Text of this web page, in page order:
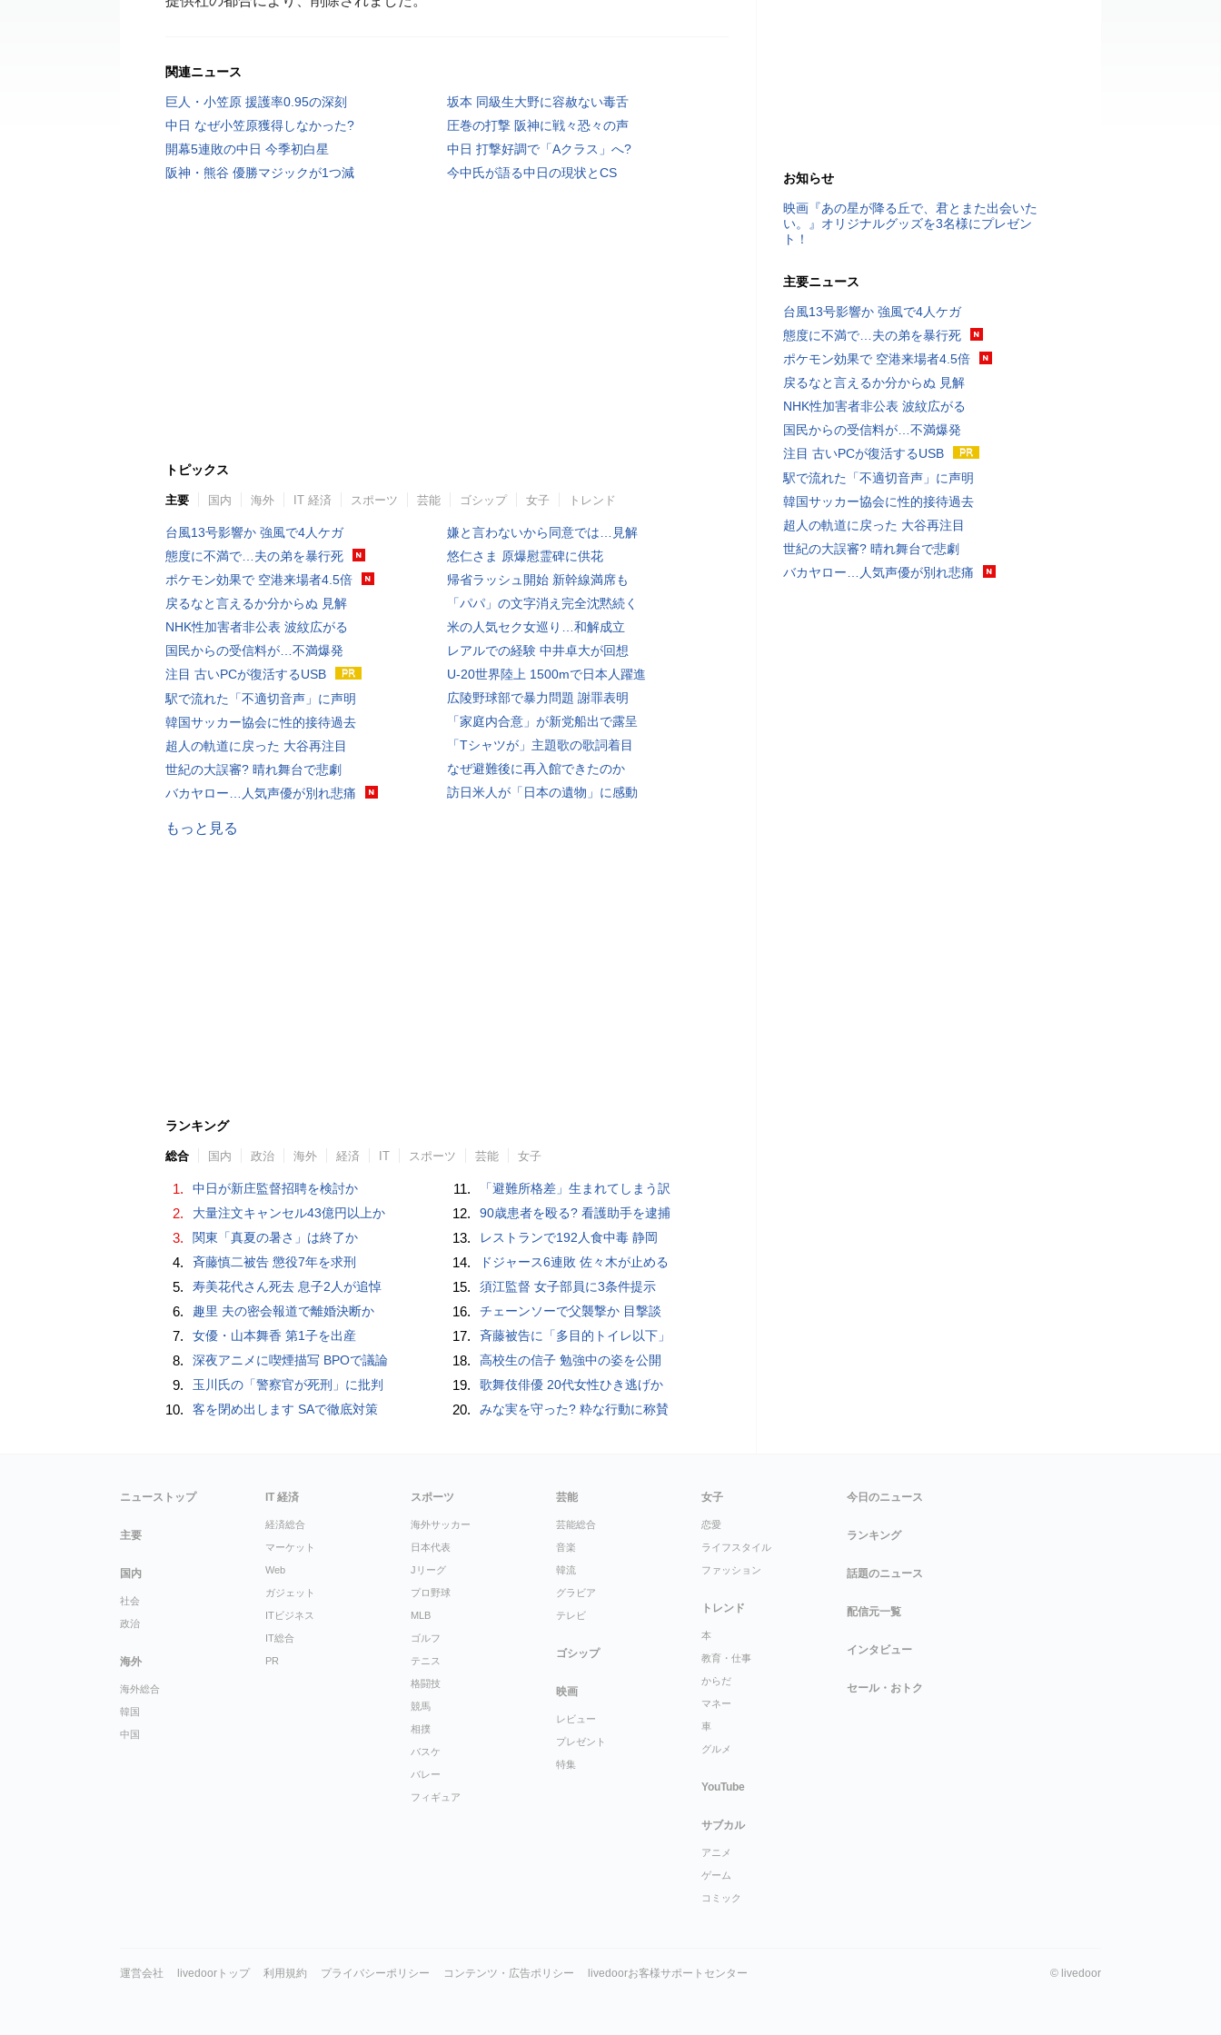
関連ニュース
巨人・小笠原 援護率0.95の深刻
坂本 同級生大野に容赦ない毒舌
中日 なぜ小笠原獲得しなかった?
圧巻の打撃 阪神に戦々恐々の声
開幕5連敗の中日 今季初白星
中日 打撃好調で「Aクラス」へ?
阪神・熊谷 優勝マジックが1つ減
今中氏が語る中日の現状とCS
トピックス
主要 国内 海外 IT 経済 スポーツ 芸能 ゴシップ 女子 トレンド
台風13号影響か 強風で4人ケガ
態度に不満で…夫の弟を暴行死
ポケモン効果で 空港来場者4.5倍
戻るなと言えるか分からぬ 見解
NHK性加害者非公表 波紋広がる
国民からの受信料が…不満爆発
注目 古いPCが復活するUSB
駅で流れた「不適切音声」に声明
韓国サッカー協会に性的接待過去
超人の軌道に戻った 大谷再注目
世紀の大誤審? 晴れ舞台で悲劇
バカヤロー…人気声優が別れ悲痛
嫌と言わないから同意では…見解
悠仁さま 原爆慰霊碑に供花
帰省ラッシュ開始 新幹線満席も
「パパ」の文字消え完全沈黙続く
米の人気セク女巡り…和解成立
レアルでの経験 中井卓大が回想
U-20世界陸上 1500mで日本人躍進
広陵野球部で暴力問題 謝罪表明
「家庭内合意」が新党船出で露呈
「Tシャツが」主題歌の歌詞着目
なぜ避難後に再入館できたのか
訪日米人が「日本の遺物」に感動
もっと見る
ランキング
総合 国内 政治 海外 経済 IT スポーツ 芸能 女子
1. 中日が新庄監督招聘を検討か
2. 大量注文キャンセル43億円以上か
3. 関東「真夏の暑さ」は終了か
4. 斉藤慎二被告 懲役7年を求刑
5. 寿美花代さん死去 息子2人が追悼
6. 趣里 夫の密会報道で離婚決断か
7. 女優・山本舞香 第1子を出産
8. 深夜アニメに喫煙描写 BPOで議論
9. 玉川氏の「警察官が死刑」に批判
10. 客を閉め出します SAで徹底対策
11. 「避難所格差」生まれてしまう訳
12. 90歳患者を殴る? 看護助手を逮捕
13. レストランで192人食中毒 静岡
14. ドジャース6連敗 佐々木が止める
15. 須江監督 女子部員に3条件提示
16. チェーンソーで父襲撃か 目撃談
17. 斉藤被告に「多目的トイレ以下」
18. 高校生の信子 勉強中の姿を公開
19. 歌舞伎俳優 20代女性ひき逃げか
20. みな実を守った? 粋な行動に称賛
お知らせ
映画『あの星が降る丘で、君とまた出会いた
い。』オリジナルグッズを3名様にプレゼン
ト！
主要ニュース
台風13号影響か 強風で4人ケガ
態度に不満で…夫の弟を暴行死
ポケモン効果で 空港来場者4.5倍
戻るなと言えるか分からぬ 見解
NHK性加害者非公表 波紋広がる
国民からの受信料が…不満爆発
注目 古いPCが復活するUSB
駅で流れた「不適切音声」に声明
韓国サッカー協会に性的接待過去
超人の軌道に戻った 大谷再注目
世紀の大誤審? 晴れ舞台で悲劇
バカヤロー…人気声優が別れ悲痛
ニューストップ
主要
国内
社会
政治
海外
海外総合
韓国
中国
IT 経済
経済総合
マーケット
Web
ガジェット
ITビジネス
IT総合
PR
スポーツ
海外サッカー
日本代表
Jリーグ
プロ野球
MLB
ゴルフ
テニス
格闘技
競馬
相撲
バスケ
バレー
フィギュア
芸能
芸能総合
音楽
韓流
グラビア
テレビ
ゴシップ
映画
レビュー
プレゼント
特集
女子
恋愛
ライフスタイル
ファッション
トレンド
本
教育・仕事
からだ
マネー
車
グルメ
YouTube
サブカル
アニメ
ゲーム
コミック
今日のニュース
ランキング
話題のニュース
配信元一覧
インタビュー
セール・おトク
運営会社 livedoorトップ 利用規約 プライバシーポリシー コンテンツ・広告ポリシー livedoorお客様サポートセンター © livedoor